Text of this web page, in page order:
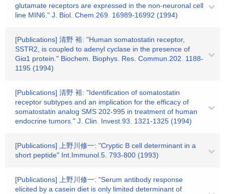
glutamate receptors are expressed in the non-neuronal cell
line MIN6." J. Biol. Chem.269. 16989-16992 (1994)
[Publications] 清野 裕: "Human somatostatin receptor,
SSTR2, is coupled to adenyl cyclase in the presence of
Giα1 protein." Biochem. Biophys. Res. Commun.202. 1188-
1195 (1994)
[Publications] 清野 裕: "Identification of somatostatin
receptor subtypes and an implication for the efficacy of
somatostatin analog SMS 202-995 in treatment of human
endocrine tumors." J. Clin. Invest.93. 1321-1325 (1994)
[Publications] 上野川修一: "Cryptic B cell determinant in a
short peptide" Int.Immunol.5. 793-800 (1993)
[Publications] 上野川修一: "Serum antibody response
elicited by a casein diet is only limited determinant of